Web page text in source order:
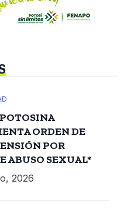
ORDEN DE
POR
ABUSO SEXUAL*
2026